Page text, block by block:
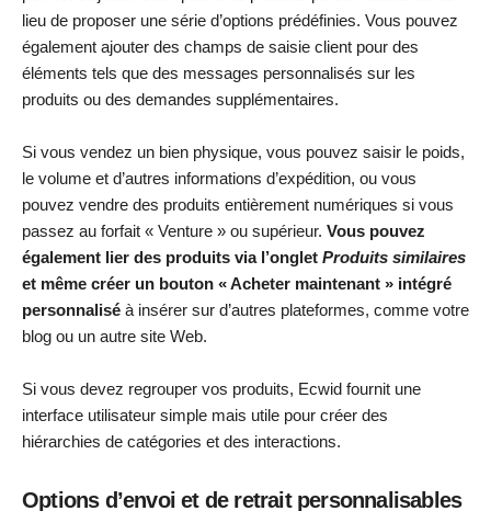
lieu de proposer une série d’options prédéfinies. Vous pouvez
également ajouter des champs de saisie client pour des
éléments tels que des messages personnalisés sur les
produits ou des demandes supplémentaires.
Si vous vendez un bien physique, vous pouvez saisir le poids,
le volume et d’autres informations d’expédition, ou vous
pouvez vendre des produits entièrement numériques si vous
passez au forfait « Venture » ou supérieur. Vous pouvez
également lier des produits via l’onglet Produits similaires
et même créer un bouton « Acheter maintenant » intégré
personnalisé à insérer sur d’autres plateformes, comme votre
blog ou un autre site Web.
Si vous devez regrouper vos produits, Ecwid fournit une
interface utilisateur simple mais utile pour créer des
hiérarchies de catégories et des interactions.
Options d’envoi et de retrait personnalisables